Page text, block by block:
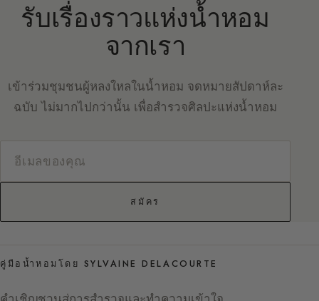
รับเรื่องราวแห่งน้ำหอม
จากเรา
เข้าร่วมชุมชนผู้หลงใหลในน้ำหอม จดหมายสัปดาห์ละ
ฉบับ ไม่มากไปกว่านั้น เพื่อสำรวจศิลปะแห่งน้ำหอม
สมัคร
คู่มือน้ำหอมโดย SYLVAINE DELACOURTE